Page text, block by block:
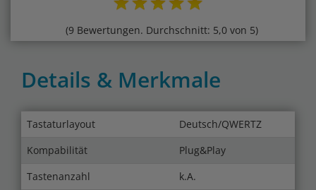
(9 Bewertungen. Durchschnitt: 5,0 von 5)
Details & Merkmale
Tastaturlayout
Deutsch/QWERTZ
Kompabilität
Plug&Play
Tastenanzahl
k.A.